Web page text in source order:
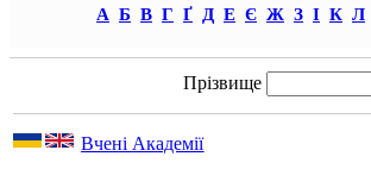
А Б В Г Ґ Д Е Є Ж З І К Л
Прізвище
Вчені Академії